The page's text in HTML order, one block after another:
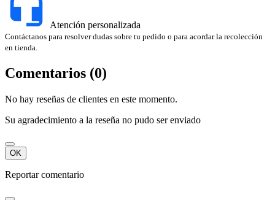
Atención personalizada
Contáctanos para resolver dudas sobre tu pedido o para acordar la recolección
en tienda.
Comentarios (0)
No hay reseñas de clientes en este momento.
Su agradecimiento a la reseña no pudo ser enviado
OK
Reportar comentario